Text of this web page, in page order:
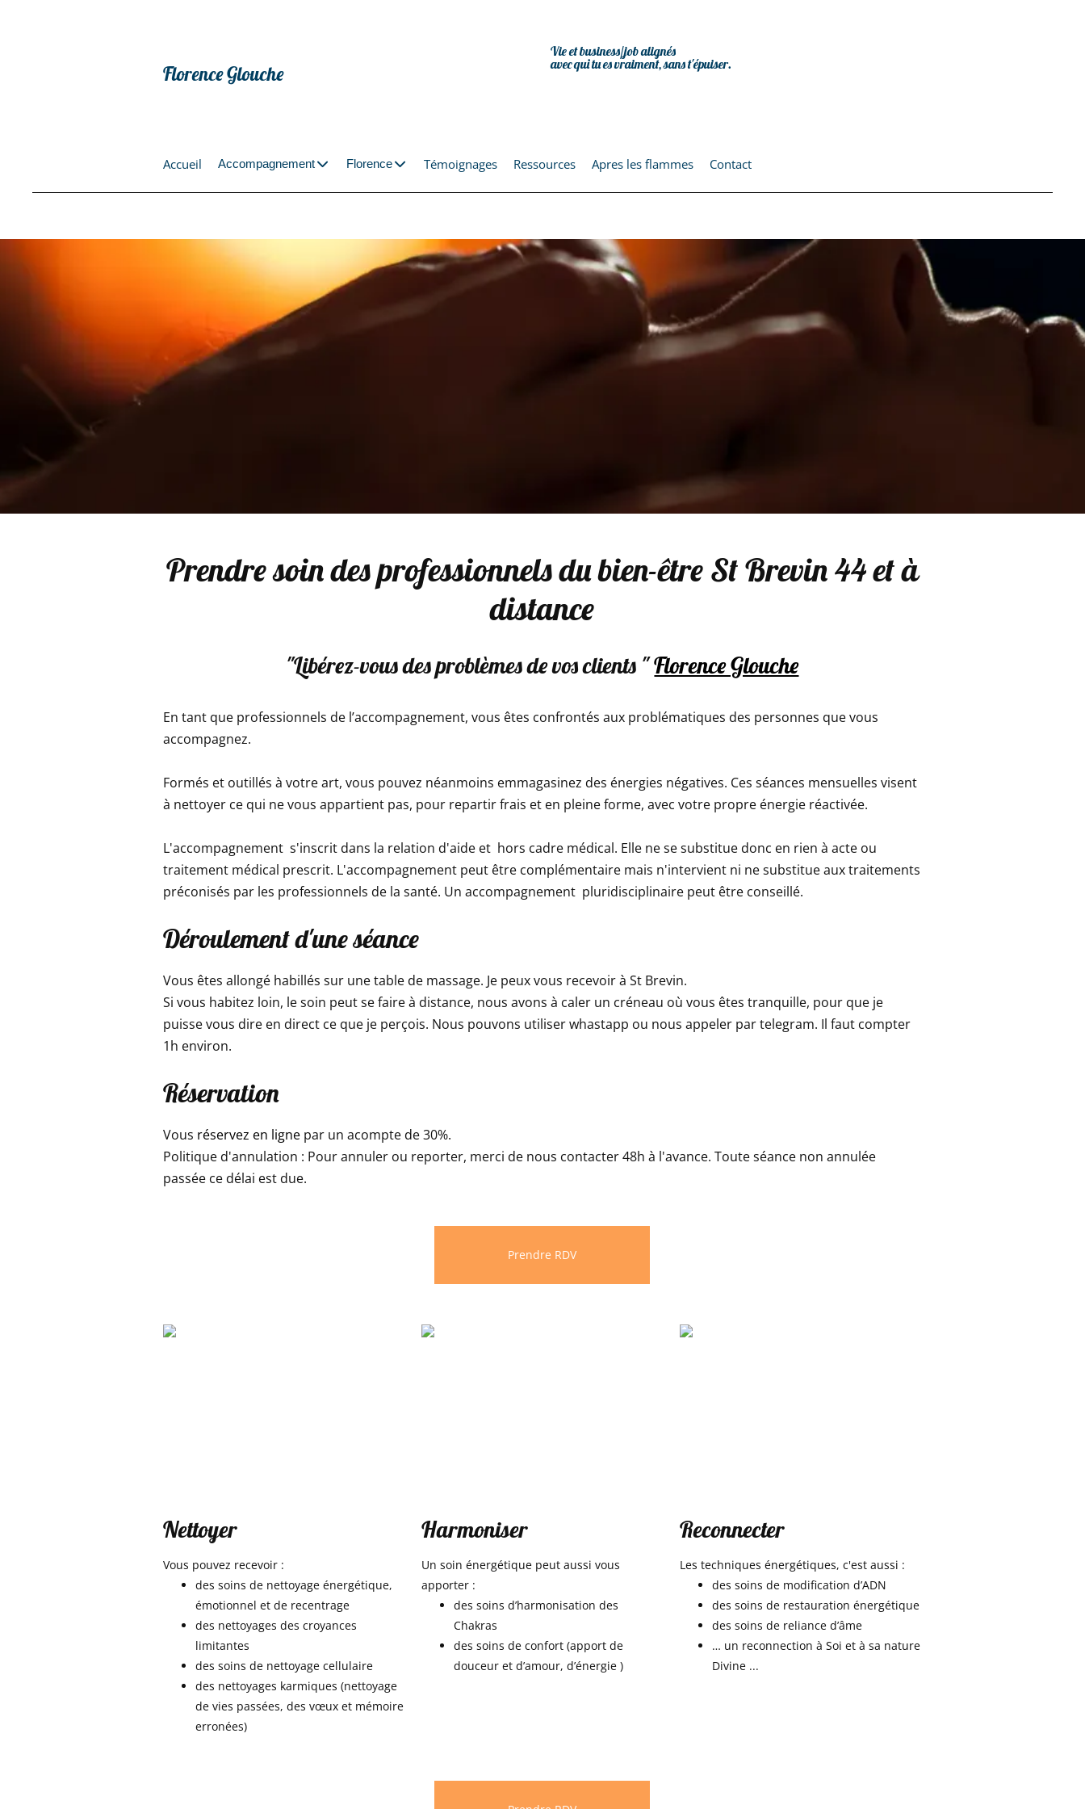
Florence Glouche
Vie et business/job alignés
avec qui tu es vraiment, sans t'épuiser.
Accueil Accompagnement Florence Témoignages Ressources Apres les flammes Contact
Prendre soin des professionnels du bien-être St Brevin 44 et à
distance
"Libérez-vous des problèmes de vos clients "Florence Glouche
En tant que professionnels de l’accompagnement, vous êtes confrontés aux problématiques des personnes que vous
accompagnez.
Formés et outillés à votre art, vous pouvez néanmoins emmagasinez des énergies négatives. Ces séances mensuelles visent
à nettoyer ce qui ne vous appartient pas, pour repartir frais et en pleine forme, avec votre propre énergie réactivée.
L'accompagnement s'inscrit dans la relation d'aide et hors cadre médical. Elle ne se substitue donc en rien à acte ou
traitement médical prescrit. L'accompagnement peut être complémentaire mais n'intervient ni ne substitue aux traitements
préconisés par les professionnels de la santé. Un accompagnement pluridisciplinaire peut être conseillé.
Déroulement d'une séance
Vous êtes allongé habillés sur une table de massage. Je peux vous recevoir à St Brevin.
Si vous habitez loin, le soin peut se faire à distance, nous avons à caler un créneau où vous êtes tranquille, pour que je
puisse vous dire en direct ce que je perçois. Nous pouvons utiliser whastapp ou nous appeler par telegram. Il faut compter
1h environ.
Réservation
Vous réservez en ligne par un acompte de 30%.
Politique d'annulation : Pour annuler ou reporter, merci de nous contacter 48h à l'avance. Toute séance non annulée
passée ce délai est due.
Prendre RDV
Nettoyer
Vous pouvez recevoir :
des soins de nettoyage énergétique,
émotionnel et de recentrage
des nettoyages des croyances
limitantes
des soins de nettoyage cellulaire
des nettoyages karmiques (nettoyage
de vies passées, des vœux et mémoire
erronées)
Harmoniser
​Un soin énergétique peut aussi vous
apporter :
des soins d’harmonisation des
Chakras
des soins de confort (apport de
douceur et d’amour, d’énergie )
Reconnecter
​Les techniques énergétiques, c'est aussi :
des soins de modification d’ADN
des soins de restauration énergétique
des soins de reliance d’âme
… un reconnection à Soi et à sa nature
Divine ...